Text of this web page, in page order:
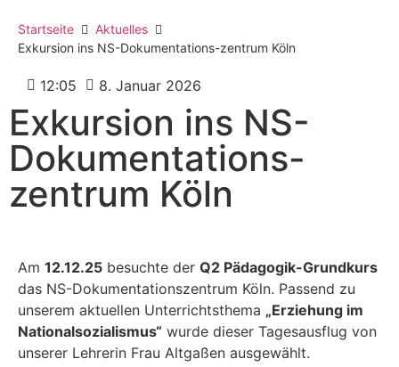
Startseite
Aktuelles
Exkursion ins NS-Dokumentations-zentrum Köln
12:05 8. Januar 2026
Exkursion ins NS-
Dokumentations-
zentrum Köln
Am 12.12.25 besuchte der Q2 Pädagogik-Grundkurs
das NS-Dokumentationszentrum Köln. Passend zu
unserem aktuellen Unterrichtsthema „Erziehung im
Nationalsozialismus“ wurde dieser Tagesausflug von
unserer Lehrerin Frau Altgaßen ausgewählt.